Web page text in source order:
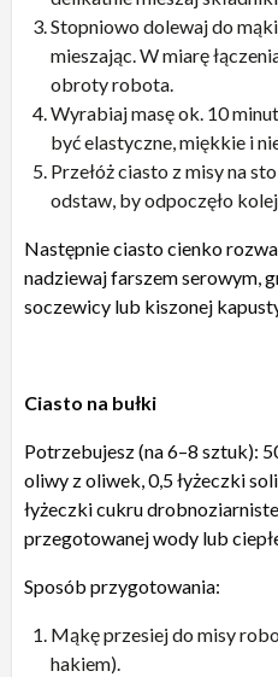
Stopniowo dolewaj do
mieszając. W miarę
obroty robota.
Wyrabiaj masę ok. 10
być elastyczne, miękkie i
Przełóż ciasto z misy na
odstaw, by odpoczęło
Następnie ciasto cienko
nadziewaj farszem serowym,
soczewicy lub kiszonej
Ciasto na bułki
Potrzebujesz (na 6–8 sztuk):
oliwy z oliwek, 0,5 łyżeczki
łyżeczki cukru
przegotowanej wody lub
Sposób przygotowania:
Mąkę przesiej do misy
hakiem).